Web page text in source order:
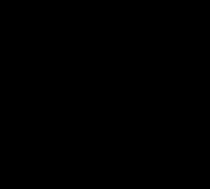
【JILLSTUART（ジルスチュアート）】